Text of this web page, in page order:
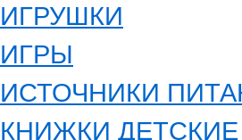
ИГРУШКИ
ИГРЫ
ИСТОЧНИКИ
КНИЖКИ ДЕТСКИЕ